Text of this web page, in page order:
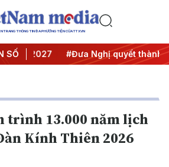
TRANG THÔNG TIN ĐA PHƯƠNG TIỆN CỦA TTXVN
SỐ2027 #Đưa Nghị quyết thành
trình 13.000 năm lịch
Kính Thiên 2026